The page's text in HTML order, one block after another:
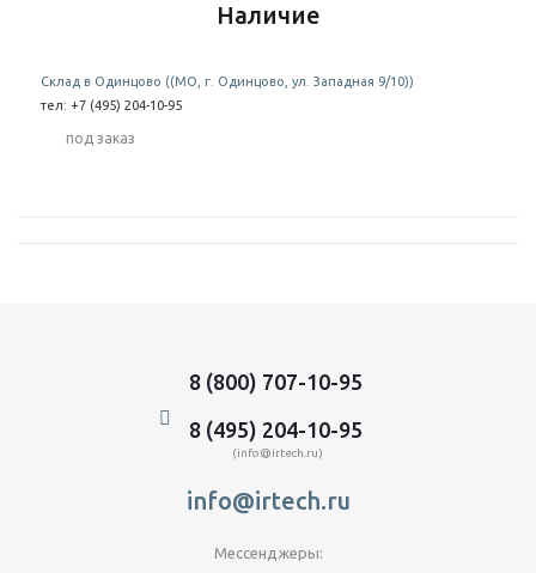
Наличие
Склад в Одинцово ((МО, г. Одинцово, ул. Западная 9/10))
тел: +7 (495) 204-10-95
Под заказ
8 (800) 707-10-95
8 (495) 204-10-95
(info@irtech.ru)
info@irtech.ru
Мессенджеры: